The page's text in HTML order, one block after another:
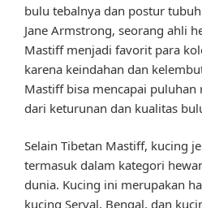
bulu tebalnya dan postur
Jane Armstrong, seorang ahli
Mastiff menjadi favorit para
karena keindahan dan
Mastiff bisa mencapai
dari keturunan dan kualitas
Selain Tibetan Mastiff, kucing
termasuk dalam kategori
dunia. Kucing ini merupakan
kucing Serval, Bengal, dan